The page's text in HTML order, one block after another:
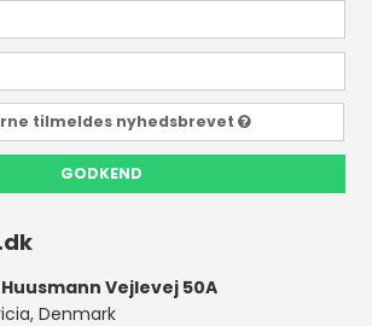
tilmeldes nyhedsbrevet
GODKEND
Vejlevej 50A
Denmark